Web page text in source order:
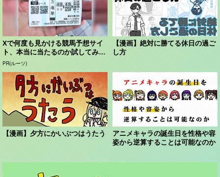
Xで何度も見かける競馬予想サイ
ト、本当に当たるのか試してみ
た。
PR(ルーツ)
【漫画】絶対に勝てる休日の過ご
し方
【漫画】夕方にかいぶつはうたう
アニメキャラの誕生日を性格や容
姿から逆算することは可能なのか